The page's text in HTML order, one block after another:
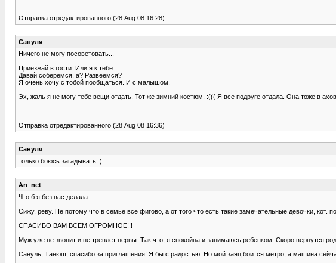
Отправка отредактированного (28 Aug 08 16:28)
Сануля
Ничего не могу посоветовать...
Приезжай в гости. Или я к тебе.
Давай соберемся, а? Развеемся?
Я очень хочу с тобой пообщаться. И с малышом.
Эх, жаль я не могу тебе вещи отдать. Тот же зимний костюм. :((( Я все подруге отдала. Она тоже в
Отправка отредактированного (28 Aug 08 16:36)
Сануля
только боюсь загадывать.:)
An_net
Что б я без вас делала...
Сижу, реву. Не потому что в семье все фигово, а от того что есть такие замечательные девочки, кот.
СПАСИБО ВАМ ВСЕМ ОГРОМНОЕ!!!
Муж уже не звонит и не треплет нервы. Так что, я спокойна и занимаюсь ребенком. Скоро
Сануль, Танюш, спасибо за приглашения! Я бы с радостью. Но мой заяц боится метро, а машина